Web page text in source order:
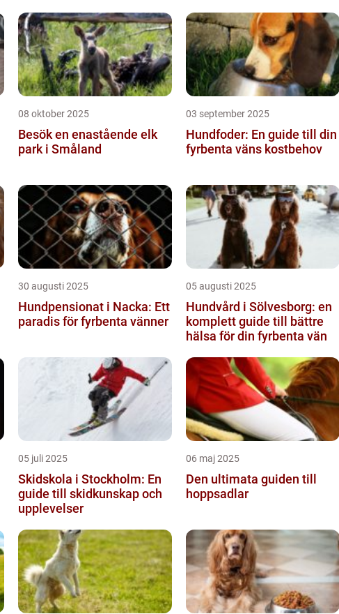
08 oktober 2025
Besök en enastående elk
park i Småland
03 september 2025
Hundfoder: En guide till din
fyrbenta väns kostbehov
30 augusti 2025
Hundpensionat i Nacka: Ett
paradis för fyrbenta vänner
05 augusti 2025
Hundvård i Sölvesborg: en
komplett guide till bättre
hälsa för din fyrbenta vän
05 juli 2025
Skidskola i Stockholm: En
guide till skidkunskap och
upplevelser
06 maj 2025
Den ultimata guiden till
hoppsadlar